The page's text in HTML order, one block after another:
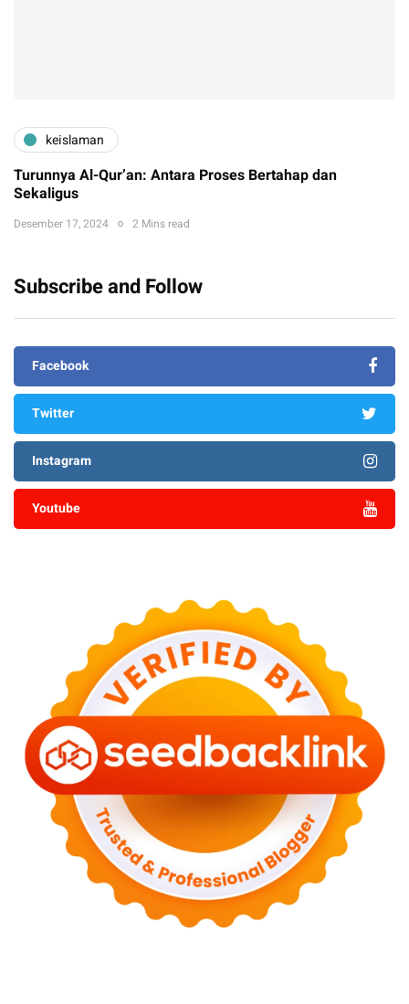
keislaman
Turunnya Al-Qur’an: Antara Proses Bertahap dan
Sekaligus
Desember 17, 2024 2 Mins read
Subscribe and Follow
Facebook
Twitter
Instagram
Youtube